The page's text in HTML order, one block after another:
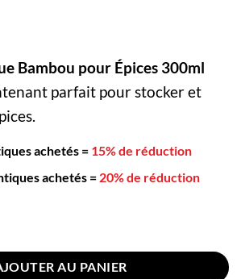
Bambou pour Épices 300ml
parfait pour stocker et
achetés = 15% de réduction
achetés = 20% de réduction
Bambou pour Épices 300ml Beige
AU PANIER